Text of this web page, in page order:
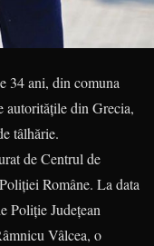
34 ani, din comuna
autoritățile din Grecia,
tâlhărie.
de Centrul de
Române. La data
Poliție Județean
Vâlcea, o